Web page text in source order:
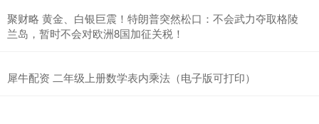
聚财略 黄金、白银巨震！特朗普突然松口：不会武力夺取格陵
兰岛，暂时不会对欧洲8国加征关税！
犀牛配资 二年级上册数学表内乘法（电子版可打印）